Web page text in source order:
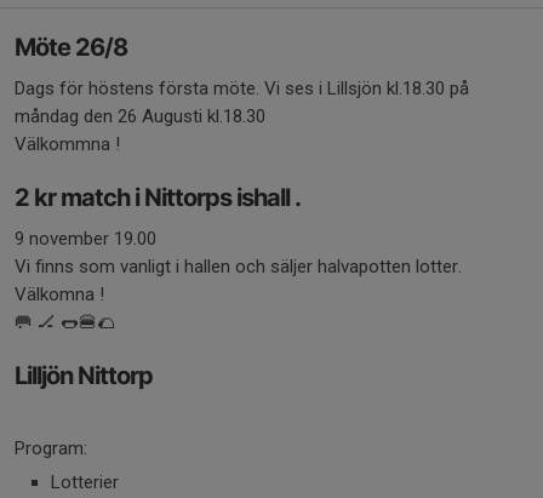
Möte 26/8
Dags för höstens första möte. Vi ses i Lillsjön kl.18.30 på
måndag den 26 Augusti kl.18.30
Välkommna !
2 kr match i Nittorps ishall .
9 november 19.00
Vi finns som vanligt i hallen och säljer halvapotten lotter.
Välkomna !
🥅 🏒 🌭🍔🌮
Lilljön Nittorp
Program:
Lotterier